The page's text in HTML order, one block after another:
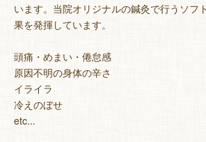
います。当院オリジナルの鍼灸で行うソフ
果を発揮しています。
頭痛・めまい・倦怠感
原因不明の身体の辛さ
イライラ
冷えのぼせ
etc...